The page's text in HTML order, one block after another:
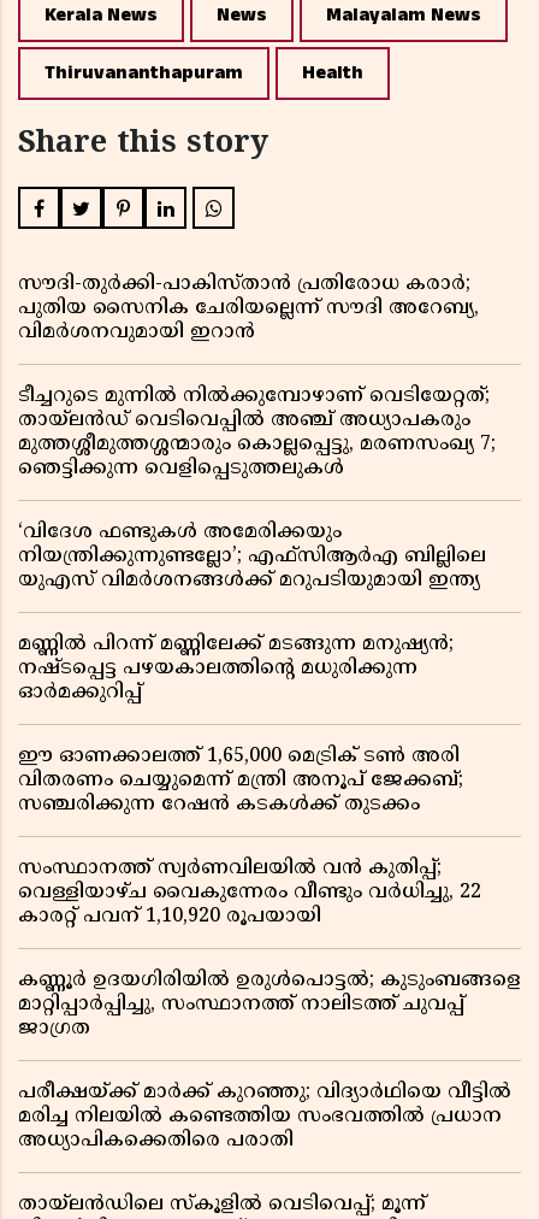
Kerala News News Malayalam News
Thiruvananthapuram Health
Share this story
സൗദി-തുർക്കി-പാകിസ്താൻ പ്രതിരോധ കരാർ;
പുതിയ സൈനിക ചേരിയല്ലെന്ന് സൗദി അറേബ്യ,
വിമർശനവുമായി ഇറാൻ
ടീച്ചറുടെ മുന്നിൽ നിൽക്കുമ്പോഴാണ് വെടിയേറ്റത്;
തായ്‌ലൻഡ് വെടിവെപ്പിൽ അഞ്ച് അധ്യാപകരും
മുത്തശ്ശീമുത്തശ്ശന്മാരും കൊല്ലപ്പെട്ടു, മരണസംഖ്യ 7;
ഞെട്ടിക്കുന്ന വെളിപ്പെടുത്തലുകൾ
‘വിദേശ ഫണ്ടുകൾ അമേരിക്കയും
നിയന്ത്രിക്കുന്നുണ്ടല്ലോ’; എഫ്സിആർഎ ബില്ലിലെ
യുഎസ് വിമർശനങ്ങൾക്ക് മറുപടിയുമായി ഇന്ത്യ
മണ്ണിൽ പിറന്ന് മണ്ണിലേക്ക് മടങ്ങുന്ന മനുഷ്യൻ;
നഷ്ടപ്പെട്ട പഴയകാലത്തിൻ്റെ മധുരിക്കുന്ന
ഓർമക്കുറിപ്പ്
ഈ ഓണക്കാലത്ത് 1,65,000 മെട്രിക് ടൺ അരി
വിതരണം ചെയ്യുമെന്ന് മന്ത്രി അനൂപ് ജേക്കബ്;
സഞ്ചരിക്കുന്ന റേഷൻ കടകൾക്ക് തുടക്കം
സംസ്ഥാനത്ത് സ്വർണവിലയിൽ വൻ കുതിപ്പ്;
വെള്ളിയാഴ്ച വൈകുന്നേരം വീണ്ടും വർധിച്ചു, 22
കാരറ്റ് പവന് 1,10,920 രൂപയായി
കണ്ണൂർ ഉദയഗിരിയിൽ ഉരുൾപൊട്ടൽ; കുടുംബങ്ങളെ
മാറ്റിപ്പാർപ്പിച്ചു, സംസ്ഥാനത്ത് നാലിടത്ത് ചുവപ്പ്
ജാഗ്രത
പരീക്ഷയ്ക്ക് മാർക്ക് കുറഞ്ഞു; വിദ്യാർഥിയെ വീട്ടിൽ
മരിച്ച നിലയിൽ കണ്ടെത്തിയ സംഭവത്തിൽ പ്രധാന
അധ്യാപികക്കെതിരെ പരാതി
തായ്‌ലൻഡിലെ സ്‌കൂളിൽ വെടിവെപ്പ്; മൂന്ന്